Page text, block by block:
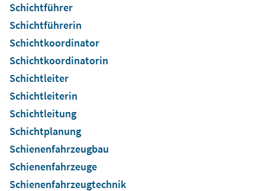
Schichtführer
Schichtführerin
Schichtkoordinator
Schichtkoordinatorin
Schichtleiter
Schichtleiterin
Schichtleitung
Schichtplanung
Schienenfahrzeugbau
Schienenfahrzeuge
Schienenfahrzeugtechnik